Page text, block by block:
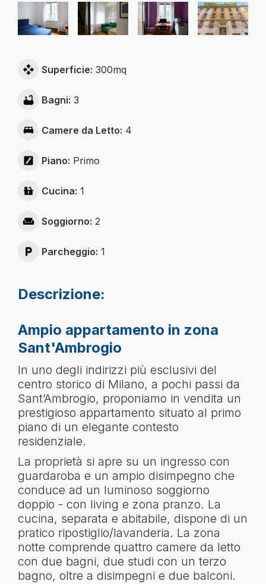
Superficie: 300mq
Bagni: 3
Camere da Letto: 4
Piano: Primo
Cucina: 1
Soggiorno: 2
Parcheggio: 1
Descrizione:
Ampio appartamento in zona
Sant'Ambrogio
In uno degli indirizzi più esclusivi del
centro storico di Milano, a pochi passi da
Sant’Ambrogio, proponiamo in vendita un
prestigioso appartamento situato al primo
piano di un elegante contesto
residenziale.
La proprietà si apre su un ingresso con
guardaroba e un ampio disimpegno che
conduce ad un luminoso soggiorno
doppio - con living e zona pranzo. La
cucina, separata e abitabile, dispone di un
pratico ripostiglio/lavanderia. La zona
notte comprende quattro camere da letto
con due bagni, due studi con un terzo
bagno, oltre a disimpegni e due balconi.